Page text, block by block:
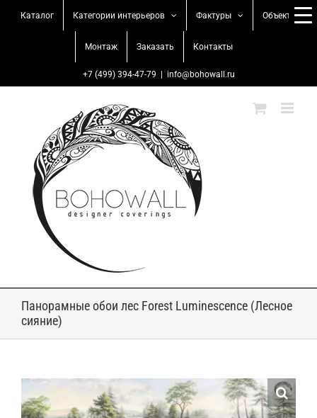
Каталог Категории интерьеров Фактуры Объекты
Монтаж Заказать Контакты
+7 (499) 394-47-79 info@bohowall.ru
Панорамные обои лес Forest Luminescence (Лесное
сияние)